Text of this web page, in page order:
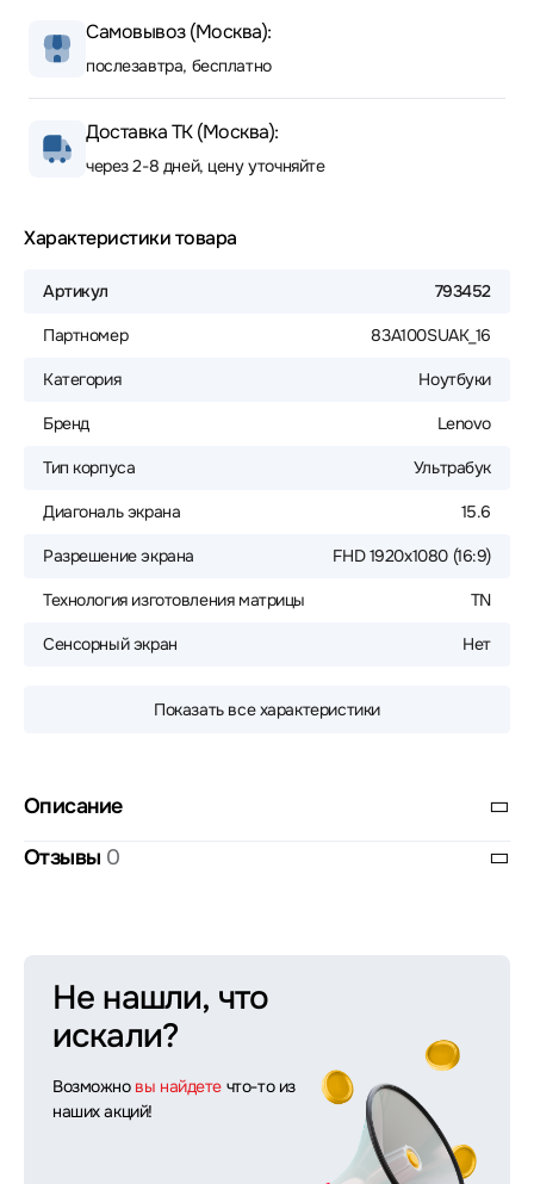
Самовывоз (Москва):
послезавтра, бесплатно
Доставка ТК (Москва):
через 2-8 дней, цену уточняйте
Характеристики товара
Артикул 793452
Партномер 83A100SUAK_16
Категория Ноутбуки
Бренд Lenovo
Тип корпуса Ультрабук
Диагональ экрана 15.6
Разрешение экрана FHD 1920x1080 (16:9)
Технология изготовления матрицы TN
Сенсорный экран Нет
Показать все характеристики
Описание
Отзывы 0
Не нашли, что
искали?
Возможно вы найдете что-то из
наших акций!